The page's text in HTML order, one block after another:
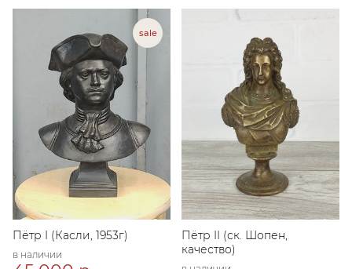
Пётр I (Касли, 1953г)
в наличии
Пётр II (ск. Шопен,
качество)